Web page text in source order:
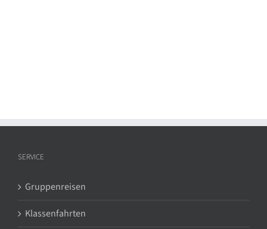
SERVICE
Gruppenreisen
Klassenfahrten